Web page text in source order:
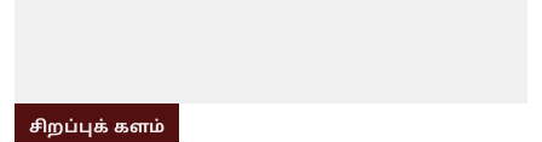
சிறப்புக் களம்